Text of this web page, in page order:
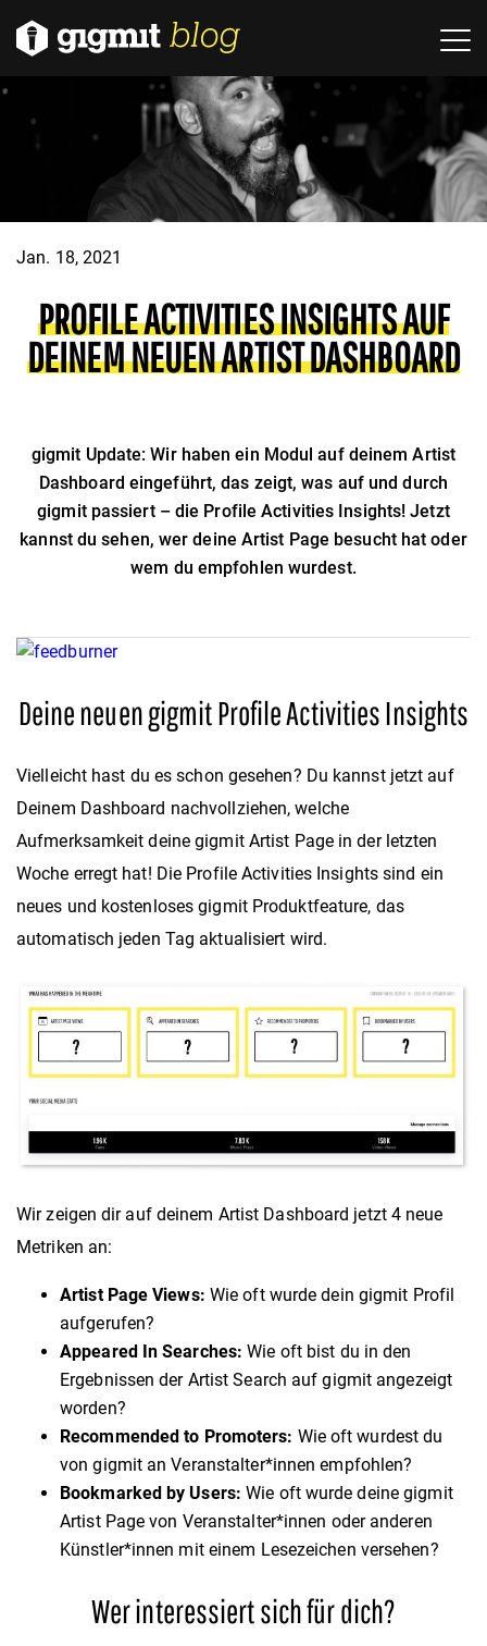
Jan. 18, 2021
PROFILE ACTIVITIES INSIGHTS AUF
DEINEM NEUEN ARTIST DASHBOARD
gigmit Update: Wir haben ein Modul auf deinem Artist
Dashboard eingeführt, das zeigt, was auf und durch
gigmit passiert – die Profile Activities Insights! Jetzt
kannst du sehen, wer deine Artist Page besucht hat oder
wem du empfohlen wurdest.
Deine neuen gigmit Profile Activities Insights
Vielleicht hast du es schon gesehen? Du kannst jetzt auf
Deinem Dashboard nachvollziehen, welche
Aufmerksamkeit deine gigmit Artist Page in der letzten
Woche erregt hat! Die Profile Activities Insights sind ein
neues und kostenloses gigmit Produktfeature, das
automatisch jeden Tag aktualisiert wird.
Wir zeigen dir auf deinem Artist Dashboard jetzt 4 neue
Metriken an:
Artist Page Views: Wie oft wurde dein gigmit Profil
aufgerufen?
Appeared In Searches: Wie oft bist du in den
Ergebnissen der Artist Search auf gigmit angezeigt
worden?
Recommended to Promoters: Wie oft wurdest du
von gigmit an Veranstalter*innen empfohlen?
Bookmarked by Users: Wie oft wurde deine gigmit
Artist Page von Veranstalter*innen oder anderen
Künstler*innen mit einem Lesezeichen versehen?
Wer interessiert sich für dich?